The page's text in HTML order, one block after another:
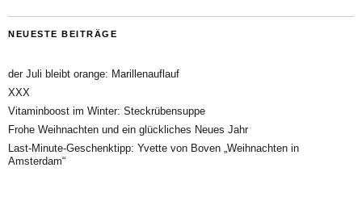
NEUESTE BEITRÄGE
der Juli bleibt orange: Marillenauflauf
XXX
Vitaminboost im Winter: Steckrübensuppe
Frohe Weihnachten und ein glückliches Neues Jahr
Last-Minute-Geschenktipp: Yvette von Boven „Weihnachten in
Amsterdam“